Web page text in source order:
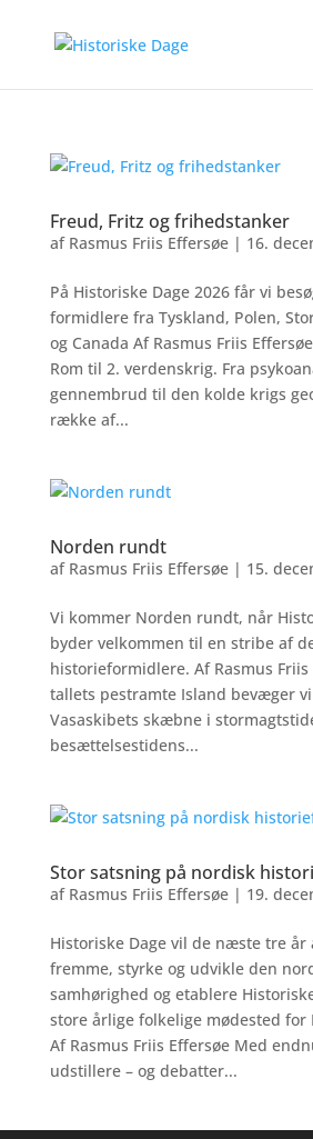
Freud, Fritz og frihedstanker
af Rasmus Friis Effersøe| 16.
På Historiske Dage 2026 får vi
formidlere fra Tyskland, Polen,
og Canada Af Rasmus Friis
Rom til 2. verdenskrig. Fra
gennembrud til den kolde krigs
række af...
Norden rundt
af Rasmus Friis Effersøe| 15.
Vi kommer Norden rundt, når
byder velkommen til en stribe af
historieformidlere. Af Rasmus Friis
tallets pestramte Island bevæger
Vasaskibets skæbne i
besættelsestidens...
Stor satsning på nordisk
af Rasmus Friis Effersøe| 19.
Historiske Dage vil de næste tre
fremme, styrke og udvikle den
samhørighed og etablere
store årlige folkelige mødested for
Af Rasmus Friis Effersøe Med
udstillere – og debatter...